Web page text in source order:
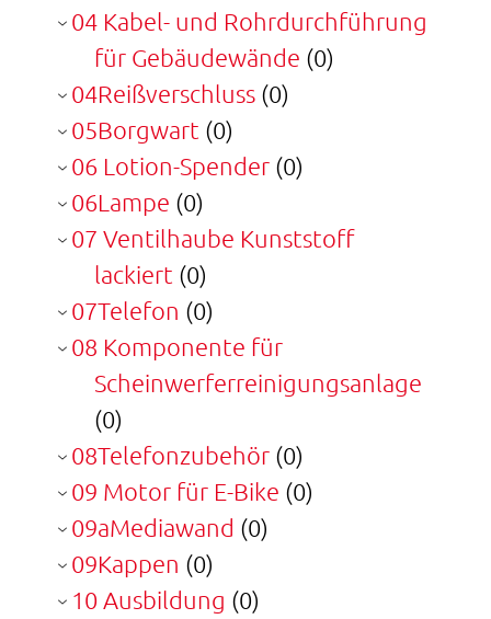
04 Kabel- und Rohrdurchführung
für Gebäudewände (0)
04Reißverschluss (0)
05Borgwart (0)
06 Lotion-Spender (0)
06Lampe (0)
07 Ventilhaube Kunststoff
lackiert (0)
07Telefon (0)
08 Komponente für
Scheinwerferreinigungsanlage
(0)
08Telefonzubehör (0)
09 Motor für E-Bike (0)
09aMediawand (0)
09Kappen (0)
10 Ausbildung (0)